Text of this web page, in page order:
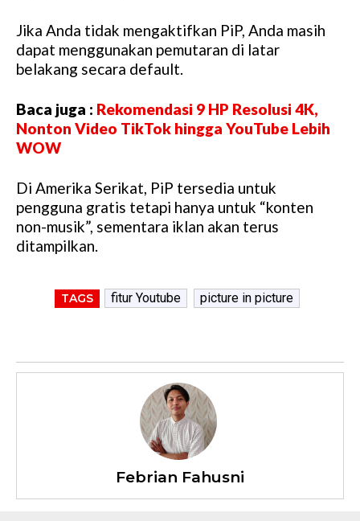
Jika Anda tidak mengaktifkan PiP, Anda masih
dapat menggunakan pemutaran di latar
belakang secara default.
Baca juga : Rekomendasi 9 HP Resolusi 4K,
Nonton Video TikTok hingga YouTube Lebih
WOW
Di Amerika Serikat, PiP tersedia untuk
pengguna gratis tetapi hanya untuk “konten
non-musik”, sementara iklan akan terus
ditampilkan.
TAGS fitur Youtube picture in picture
Febrian Fahusni